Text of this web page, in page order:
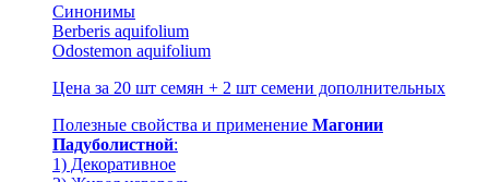
Синонимы
Berberis aquifolium
Odostemon aquifolium
Цена за 20 шт семян + 2 шт семени дополнительных
Полезные свойства и применение Магонии
Падуболистной:
1) Декоративное